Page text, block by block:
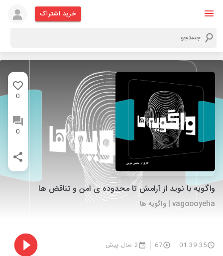
خرید اشتراک
0
0
واگویه با نوید از آرامش تا محدوده ی امن و تناقض ها
vagoooyeha | واگویه ها
01:39:35
67 2 سال پیش